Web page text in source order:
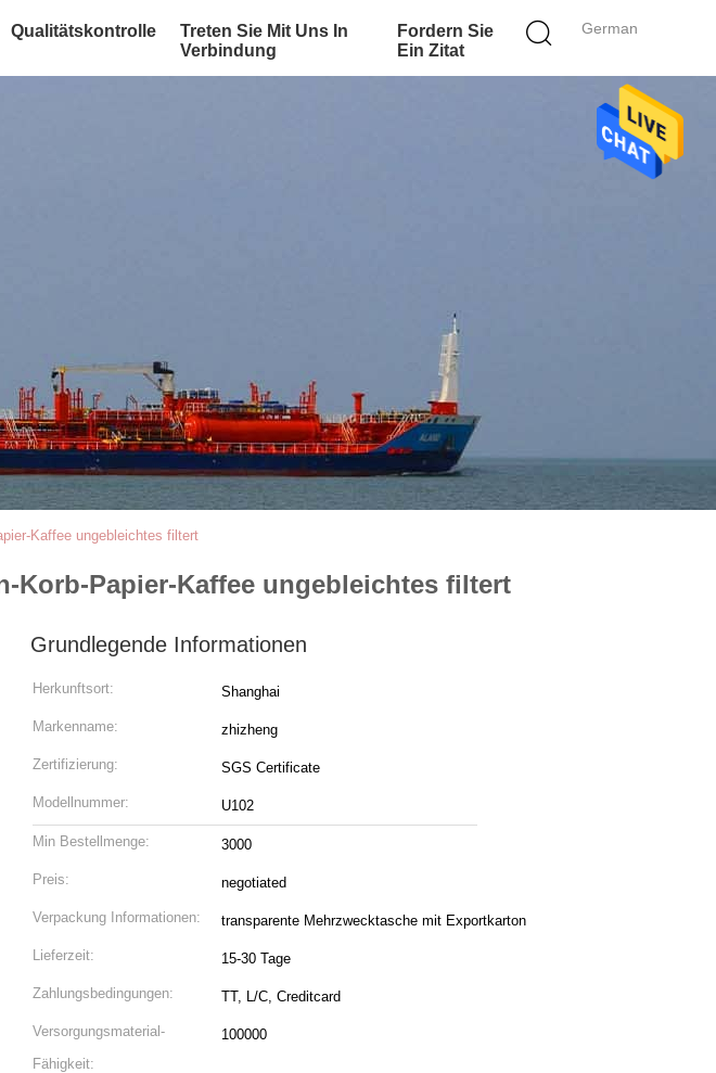
German
Qualitätskontrolle
Treten Sie Mit Uns In
Verbindung
Fordern Sie
Ein Zitat
Kaffee ungebleichtes filtert
Korb-Papier-Kaffee ungebleichtes filtert
Grundlegende Informationen
Herkunftsort: Shanghai
Markenname: zhizheng
Zertifizierung: SGS Certificate
Modellnummer: U102
Min Bestellmenge: 3000
Preis: negotiated
Verpackung Informationen: transparente Mehrzwecktasche mit Exportkarton
Lieferzeit: 15-30 Tage
Zahlungsbedingungen: TT, L/C, Creditcard
Versorgungsmaterial-
Fähigkeit:
100000